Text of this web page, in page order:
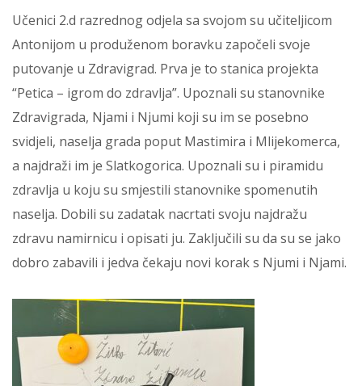
Učenici 2.d razrednog odjela sa svojom su učiteljicom
Antonijom u produženom boravku započeli svoje
putovanje u Zdravigrad. Prva je to stanica projekta
“Petica – igrom do zdravlja”. Upoznali su stanovnike
Zdravigrada, Njami i Njumi koji su im se posebno
svidjeli, naselja grada poput Mastimira i Mlijekomerca,
a najdraži im je Slatkogorica. Upoznali su i piramidu
zdravlja u koju su smjestili stanovnike spomenutih
naselja. Dobili su zadatak nacrtati svoju najdražu
zdravu namirnicu i opisati ju. Zaključili su da su se jako
dobro zabavili i jedva čekaju novi korak s Njumi i Njami.